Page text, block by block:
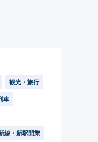
観光・旅行
車
線・新駅開業